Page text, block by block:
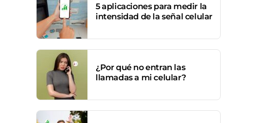
5 aplicaciones para medir la
intensidad de la señal celular
¿Por qué no entran las
llamadas a mi celular?